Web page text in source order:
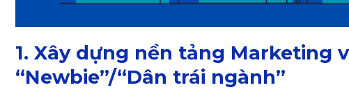
1. Xây dựng nền tảng Marketing
“Newbie”/“Dân trái ngành”